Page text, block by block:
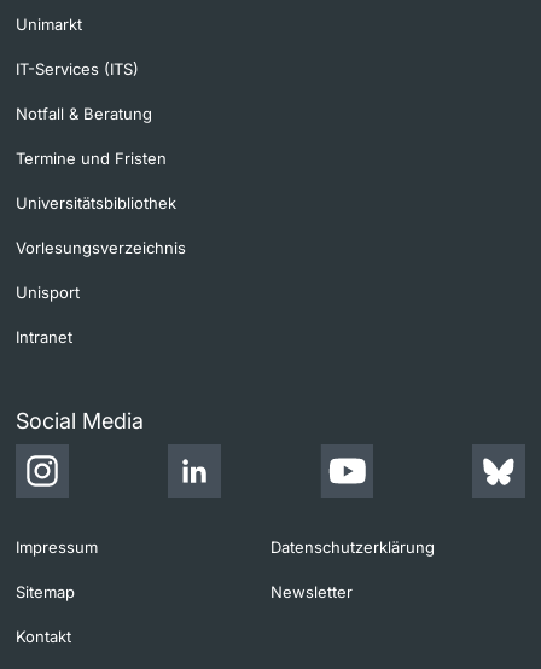
Unimarkt
IT-Services (ITS)
Notfall & Beratung
Termine und Fristen
Universitätsbibliothek
Vorlesungsverzeichnis
Unisport
Intranet
Social Media
Impressum Datenschutzerklärung
Sitemap Newsletter
Kontakt